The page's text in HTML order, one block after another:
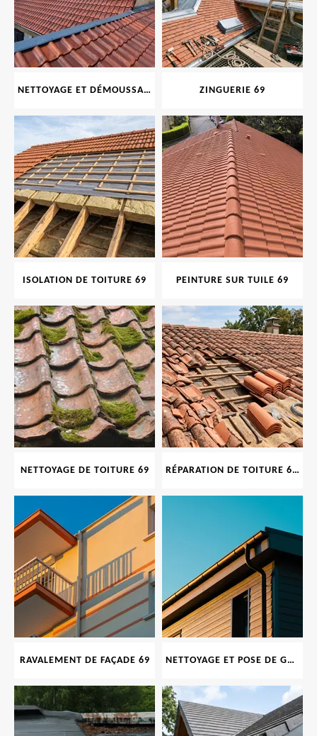
NETTOYAGE ET DÉMOUSSAGE DE TOITURE ET FAÇADE 69 ZINGUERIE 69
ISOLATION DE TOITURE 69 PEINTURE SUR TUILE 69
NETTOYAGE DE TOITURE 69 RÉPARATION DE TOITURE 69 RHONE, TUILES CASSÉES OU ABIMÉES
RAVALEMENT DE FAÇADE 69 NETTOYAGE ET POSE DE GOUTTIÈRE 69